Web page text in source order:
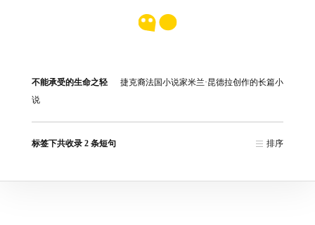
不能承受的生命之轻
捷克裔法国小说家米兰·昆德拉创作的长篇小
说
标签下共收录 2 条短句 排序